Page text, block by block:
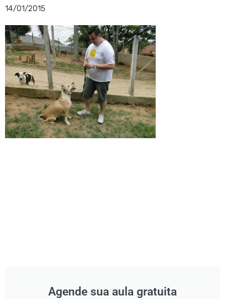
14/01/2015
Agende sua aula gratuita